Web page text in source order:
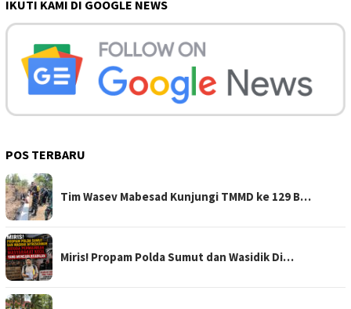
IKUTI KAMI DI GOOGLE NEWS
POS TERBARU
Tim Wasev Mabesad Kunjungi TMMD ke 129 B…
Miris! Propam Polda Sumut dan Wasidik Di…